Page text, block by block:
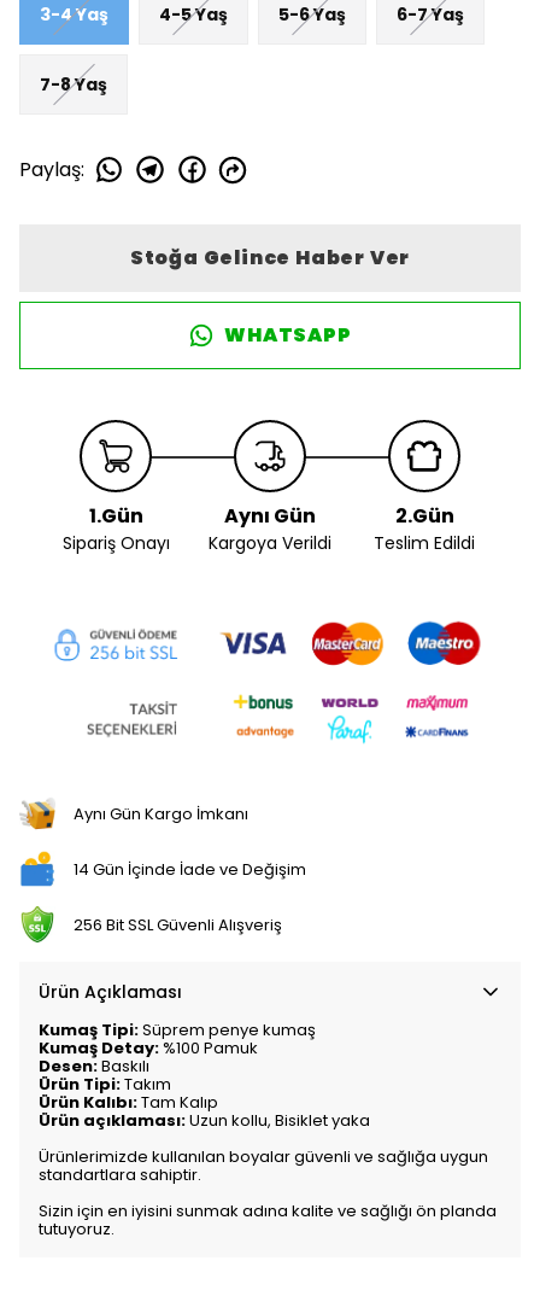
3-4 Yaş 4-5 Yaş 5-6 Yaş 6-7 Yaş
7-8 Yaş
Paylaş:
Stoğa Gelince Haber Ver
WHATSAPP
1.Gün
Sipariş Onayı
Aynı Gün
Kargoya Verildi
2.Gün
Teslim Edildi
Aynı Gün Kargo İmkanı
14 Gün İçinde İade ve Değişim
256 Bit SSL Güvenli Alışveriş
Ürün Açıklaması
Kumaş Tipi:Süprem penye kumaş
Kumaş Detay:%100 Pamuk
Desen:Baskılı
Ürün Tipi:Takım
Ürün Kalıbı:Tam Kalıp
Ürün açıklaması:Uzun kollu, Bisiklet yaka
Ürünlerimizde kullanılan boyalar güvenli ve sağlığa uygun
standartlara sahiptir.
Sizin için en iyisini sunmak adına kalite ve sağlığı ön planda
tutuyoruz.